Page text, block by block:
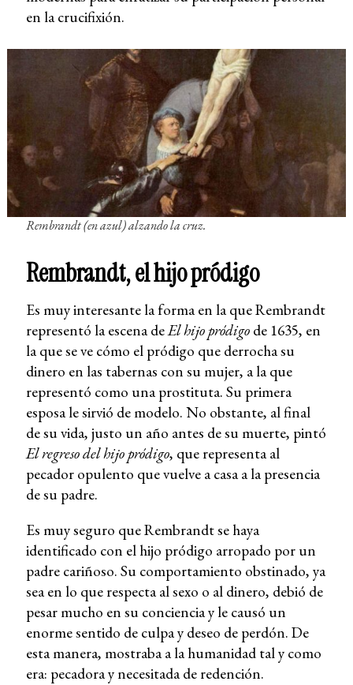
en la crucifixión.
Rembrandt (en azul) alzando la cruz.
Rembrandt, el hijo pródigo
Es muy interesante la forma en la que Rembrandt
representó la escena deEl hijo pródigode 1635, en
la que se ve cómo el pródigo que derrocha su
dinero en las tabernas con su mujer, a la que
representó como una prostituta. Su primera
esposa le sirvió de modelo. No obstante, al final
de su vida, justo un año antes de su muerte, pintó
El regreso del hijo pródigo, que representa al
pecador opulento que vuelve a casa a la presencia
de su padre.
Es muy seguro que Rembrandt se haya
identificado con el hijo pródigo arropado por un
padre cariñoso. Su comportamiento obstinado, ya
sea en lo que respecta al sexo o al dinero, debió de
pesar mucho en su conciencia y le causó un
enorme sentido de culpa y deseo de perdón. De
esta manera, mostraba a la humanidad tal y como
era: pecadora y necesitada de redención.